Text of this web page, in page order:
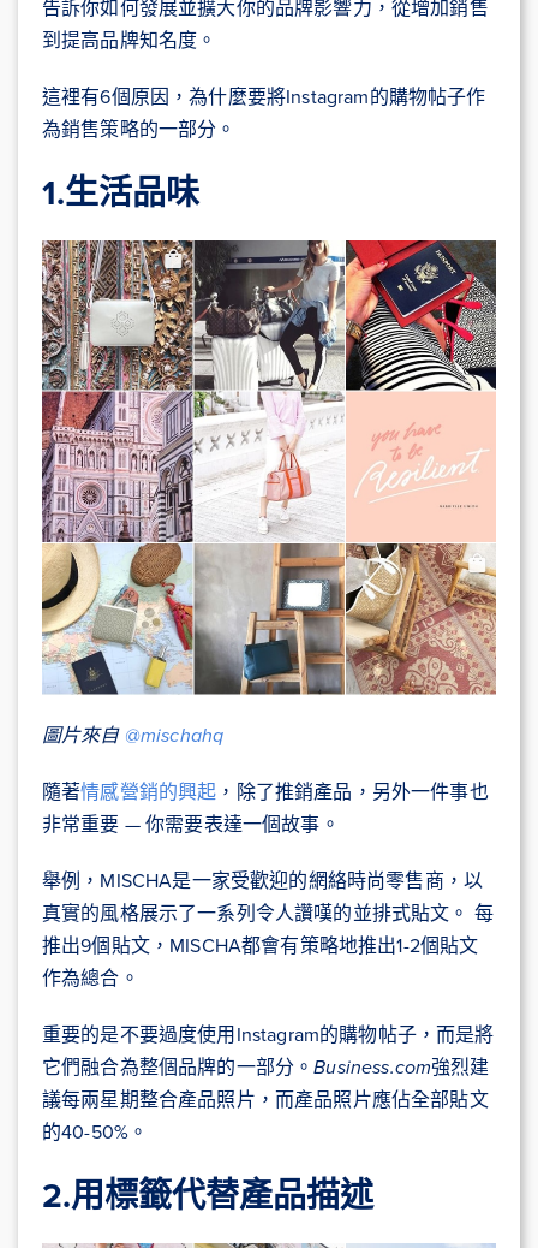
告訴你如何發展並擴大你的品牌影響力，從增加銷售
到提高品牌知名度。
這裡有6個原因，為什麼要將Instagram的購物帖子作
為銷售策略的一部分。
1.生活品味
圖片來自 @mischahq
隨著情感營銷的興起 ，除了推銷產品，另外一件事也
非常重要 — 你需要表達一個故事。
舉例，MISCHA是一家受歡迎的網絡時尚零售商，以
真實的風格展示了一系列令人讚嘆的並排式貼文。 每
推出9個貼文，MISCHA都會有策略地推出1-2個貼文
作為總合。
重要的是不要過度使用Instagram的購物帖子，而是將
它們融合為整個品牌的一部分。Business.com強烈建
議每兩星期整合產品照片，而產品照片應佔全部貼文
的40-50%。
2.用標籤代替產品描述